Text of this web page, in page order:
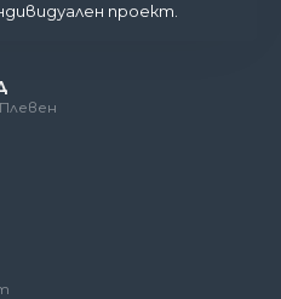
проект.